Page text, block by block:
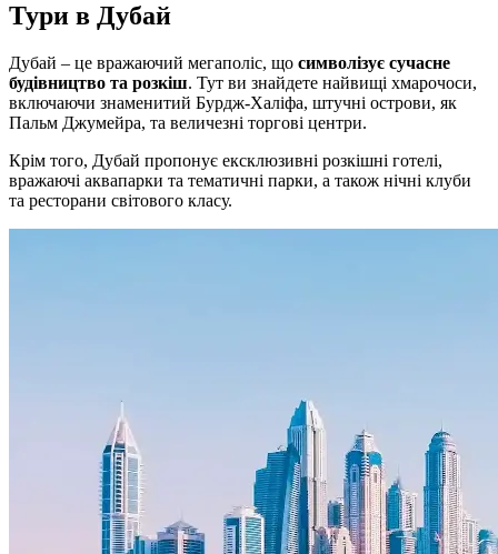
Тури в Дубай
Дубай – це вражаючий мегаполіс, що символізує сучасне
будівництво та розкіш. Тут ви знайдете найвищі хмарочоси,
включаючи знаменитий Бурдж-Халіфа, штучні острови, як
Пальм Джумейра, та величезні торгові центри.
Крім того, Дубай пропонує ексклюзивні розкішні готелі,
вражаючі аквапарки та тематичні парки, а також нічні клуби
та ресторани світового класу.